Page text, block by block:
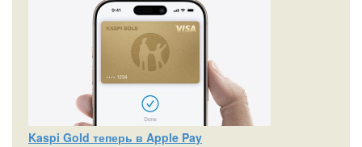
Kaspi Gold теперь в Apple Pay